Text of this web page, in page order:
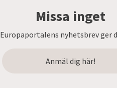
Missa inget
Europaportalens nyhetsbrev ger
Anmäl dig här!